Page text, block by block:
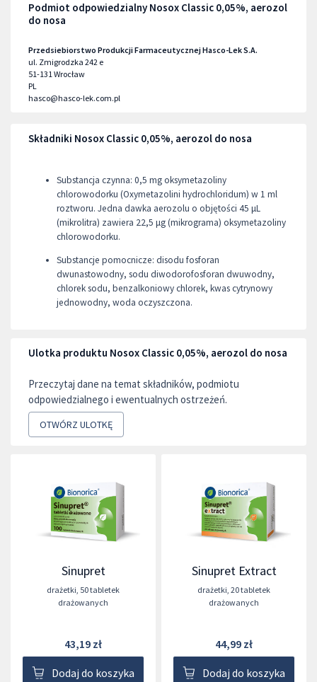
Podmiot odpowiedzialny Nosox Classic 0,05%, aerozol
do nosa
Przedsiebiorstwo Produkcji Farmaceutycznej Hasco-Lek S.A.
ul. Zmigrodzka 242 e
51-131Wrocław
PL
hasco@hasco-lek.com.pl
Składniki Nosox Classic 0,05%, aerozol do nosa
Substancja czynna: 0,5 mg oksymetazoliny
chlorowodorku (Oxymetazolini hydrochloridum) w 1 ml
roztworu. Jedna dawka aerozolu o objętości 45 μL
(mikrolitra) zawiera 22,5 μg (mikrograma) oksymetazoliny
chlorowodorku.
Substancje pomocnicze: disodu fosforan
dwunastowodny, sodu diwodorofosforan dwuwodny,
chlorek sodu, benzalkoniowy chlorek, kwas cytrynowy
jednowodny, woda oczyszczona​.
Ulotka produktu Nosox Classic 0,05%, aerozol do nosa
Przeczytaj dane na temat składników, podmiotu
odpowiedzialnego i ewentualnych ostrzeżeń.
OTWÓRZ ULOTKĘ
Sinupret
drażetki 50 tabletek
drażowanych
43,19 zł
Dodaj do koszyka
Sinupret Extract
drażetki 20 tabletek
drażowanych
44,99 zł
Dodaj do koszyka